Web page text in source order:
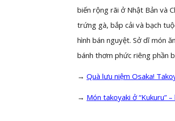
biến rộng rãi ở Nhật Bản và
trứng gà, bắp cải và bạch
hình bán nguyệt. Sở dĩ món
bánh thơm phức riêng phần
→ Quà lưu niệm Osaka!
→ Món takoyaki ở “Kukuru”